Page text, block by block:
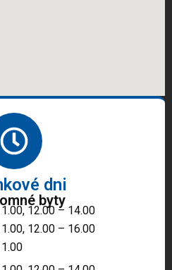
dni
byty
12.00 – 14.00
12.00 – 16.00